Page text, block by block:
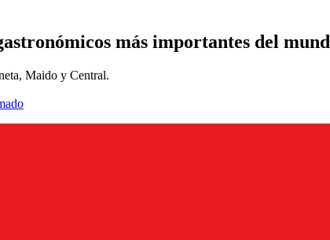
más importantes del
Maido y Central.